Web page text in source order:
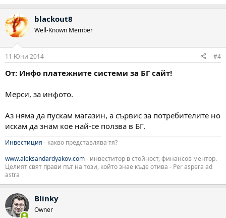
blackout8
Well-Known Member
11 Юни 2014 #4
От: Инфо платежните системи за БГ сайт!
Мерси, за инфото.
Аз няма да пускам магазин, а сървис за потребителите но
искам да знам кое най-се ползва в БГ.
Инвестиция - какво представлява тя?
www.aleksandardyakov.com- инвеститор в стойност, финансов ментор.
Целият свят прави път на този, който знае къде отива - Per aspera ad
astra
Blinky
Owner